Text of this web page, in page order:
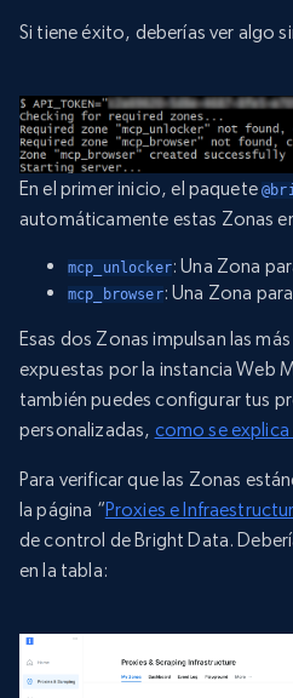
Si tiene éxito, deberías ver algo
En el primer inicio, el paquete
automáticamente estas Zonas
mcp_unlocker: Una Zona
mcp_browser: Una Zona
Esas dos Zonas impulsan las
expuestas por la instancia Web
también puedes configurar tus
personalizadas, como se
Para verificar que las Zonas
la página “Proxies e
de control de Bright Data.
en la tabla: